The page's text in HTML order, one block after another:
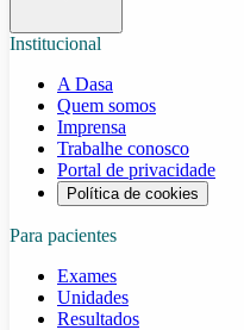
Institucional
A Dasa
Quem somos
Imprensa
Trabalhe conosco
Portal de privacidade
Política de cookies
Para pacientes
Exames
Unidades
Resultados